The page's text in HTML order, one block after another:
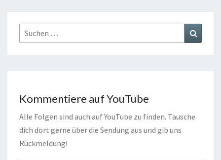
Suchen
nach:
Kommentiere auf YouTube
Alle Folgen sind auch auf YouTube zu finden. Tausche
dich dort gerne über die Sendung aus und gib uns
Rückmeldung!